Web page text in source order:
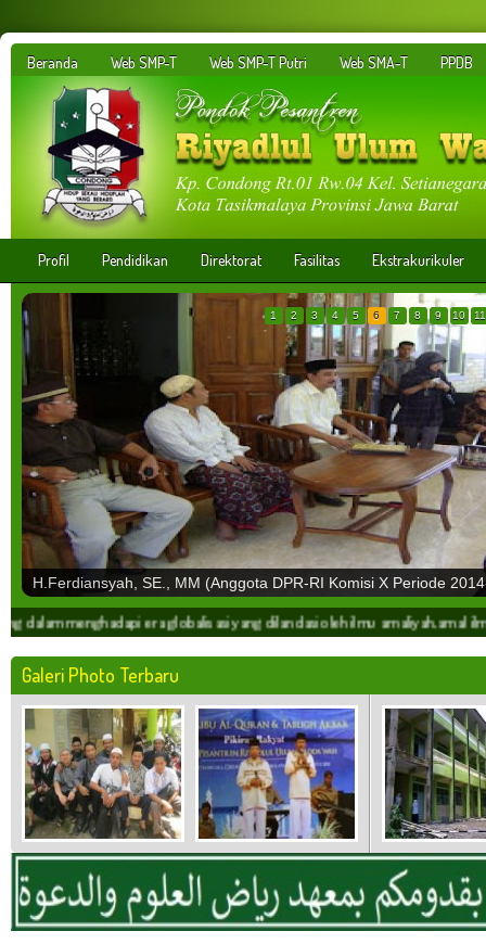
Beranda Web SMP-T Web SMP-T Putri Web SMA-T PPDB
Profil Pendidikan Direktorat Fasilitas Ekstrakurikuler
H.Ferdiansyah, SE., MM (Anggota DPR-RI Komisi X Periode
1 2 3 4 5 6 7 8 9 10 11
globalisasi yang dilandasi oleh ilmu amaliyah,amal ilmiyah dan motto
Galeri Photo Terbaru